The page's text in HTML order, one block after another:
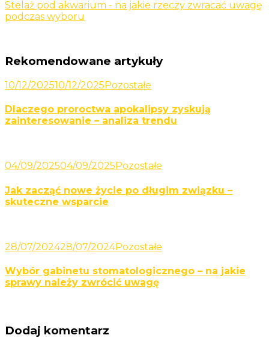
Stelaż pod akwarium - na jakie rzeczy zwracać uwagę
podczas wyboru
Rekomendowane artykuły
10/12/202510/12/2025Pozostałe
Dlaczego proroctwa apokalipsy zyskują
zainteresowanie – analiza trendu
04/09/202504/09/2025 Pozostałe
Jak zacząć nowe życie po długim związku –
skuteczne wsparcie
28/07/202428/07/2024Pozostałe
Wybór gabinetu stomatologicznego – na jakie
sprawy należy zwrócić uwagę
Dodaj komentarz